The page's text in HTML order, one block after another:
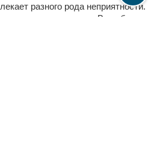
разного рода неприятности.
импотенция. В особо